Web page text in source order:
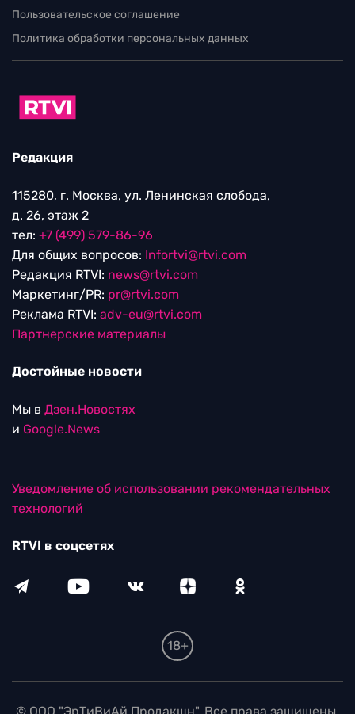
Пользовательское соглашение
Политика обработки персональных данных
Редакция
115280, г. Москва, ул. Ленинская слобода,
д. 26, этаж 2
тел: +7 (499) 579-86-96
Для общих вопросов: Infortvi@rtvi.com
Редакция RTVI: news@rtvi.com
Маркетинг/PR: pr@rtvi.com
Реклама RTVI: adv-eu@rtvi.com
Партнерские материалы
Достойные новости
Мы в Дзен.Новостях
и Google.News
Уведомление об использовании рекомендательных
технологий
RTVI в соцсетях
18+